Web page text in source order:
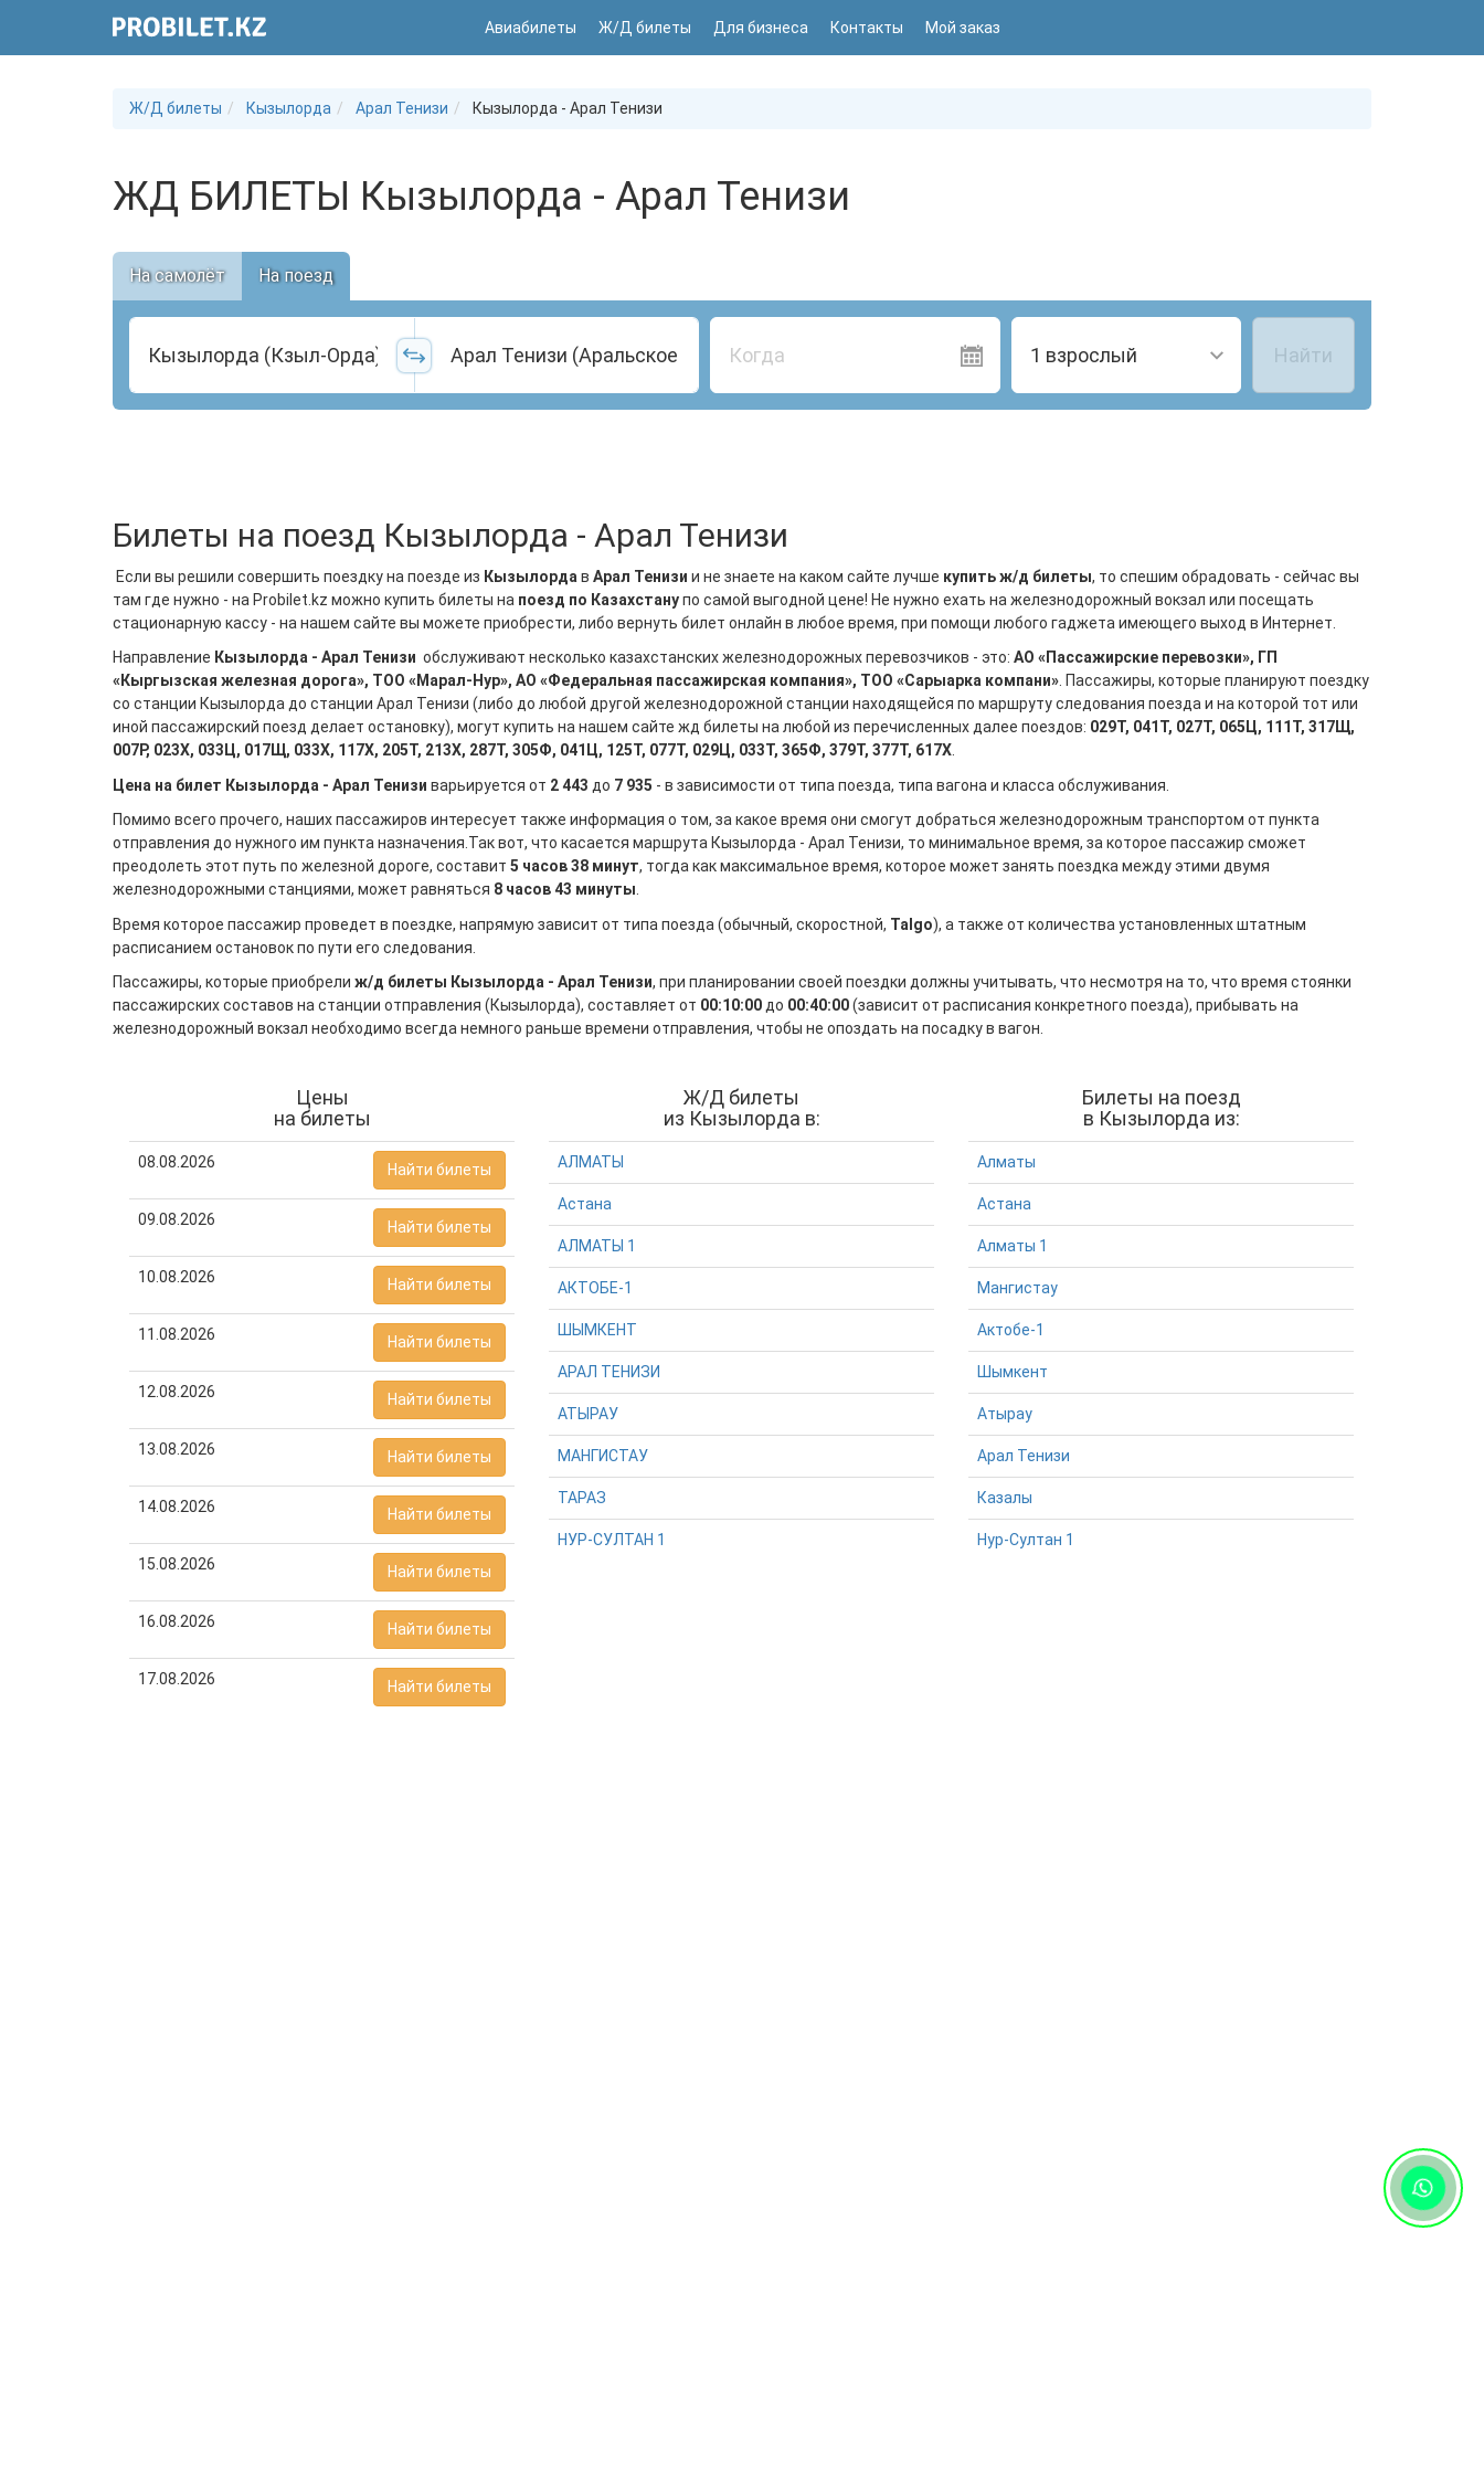
Авиабилеты Ж/Д билеты Для бизнеса Контакты Мой заказ
Ж/Д билеты Кызылорда Арал Тенизи Кызылорда - Арал Тенизи
ЖД БИЛЕТЫ Кызылорда - Арал Тенизи
На самолёт На поезд
Когда 1 взрослый Найти
Билеты на поезд Кызылорда - Арал Тенизи
Если вы решили совершить поездку на поезде из Кызылорда в Арал Тенизи и не знаете на каком сайте лучше купить ж/д билеты, то спешим обрадовать - сейчас вы
там где нужно - на Probilet.kz можно купить билеты на поезд по Казахстанупо самой выгодной цене! Не нужно ехать на железнодорожный вокзал или посещать
стационарную кассу - на нашем сайте вы можете приобрести, либо вернуть билет онлайн в любое время, при помощи любого гаджета имеющего выход в Интернет.
Направление Кызылорда - Арал Тенизи обслуживают несколько казахстанских железнодорожных перевозчиков - это: АО «Пассажирские перевозки», ГП
«Кыргызская железная дорога», ТОО «Марал-Нур», АО «Федеральная пассажирская компания», ТОО «Сарыарка компани» . Пассажиры, которые планируют поездку
со станции Кызылорда до станции Арал Тенизи (либо до любой другой железнодорожной станции находящейся по маршруту следования поезда и на которой тот или
иной пассажирский поезд делает остановку), могут купить на нашем сайте жд билеты на любой из перечисленных далее поездов: 029Т, 041Т, 027Т, 065Ц, 111Т, 317Щ,
007Р, 023Х, 033Ц, 017Щ, 033Х, 117Х, 205Т, 213Х, 287Т, 305Ф, 041Ц, 125Т, 077Т, 029Ц, 033Т, 365Ф, 379Т, 377Т, 617Х
Цена на билет Кызылорда - Арал Тенизи варьируется от 2 443 до 7 935 - в зависимости от типа поезда, типа вагона и класса обслуживания.
Помимо всего прочего, наших пассажиров интересует также информация о том, за какое время они смогут добраться железнодорожным транспортом от пункта
отправления до нужного им пункта назначения.Так вот, что касается маршрута Кызылорда - Арал Тенизи, то минимальное время, за которое пассажир сможет
преодолеть этот путь по железной дороге, составит 5 часов 38 минут, тогда как максимальное время, которое может занять поездка между этими двумя
железнодорожными станциями, может равняться 8 часов 43 минуты
Время которое пассажир проведет в поездке, напрямую зависит от типа поезда (обычный, скоростной, Talgo), а также от количества установленных штатным
расписанием остановок по пути его следования.
Пассажиры, которые приобрели ж/д билеты Кызылорда - Арал Тенизи, при планировании своей поездки должны учитывать, что несмотря на то, что время стоянки
пассажирских составов на станции отправления (Кызылорда), составляет от 00:10:00 до 00:40:00(зависит от расписания конкретного поезда), прибывать на
железнодорожный вокзал необходимо всегда немного раньше времени отправления, чтобы не опоздать на посадку в вагон.
Цены
на билеты
08.08.2026 Найти билеты
09.08.2026 Найти билеты
10.08.2026 Найти билеты
11.08.2026 Найти билеты
12.08.2026 Найти билеты
13.08.2026 Найти билеты
14.08.2026 Найти билеты
15.08.2026 Найти билеты
16.08.2026 Найти билеты
17.08.2026 Найти билеты
Ж/Д билеты
из Кызылорда в:
АЛМАТЫ
Астана
АЛМАТЫ 1
АКТОБЕ-1
ШЫМКЕНТ
АРАЛ ТЕНИЗИ
АТЫРАУ
МАНГИСТАУ
ТАРАЗ
НУР-СУЛТАН 1
Билеты на поезд
в Кызылорда из:
Алматы
Астана
Алматы 1
Мангистау
Актобе-1
Шымкент
Атырау
Арал Тенизи
Казалы
Нур-Султан 1